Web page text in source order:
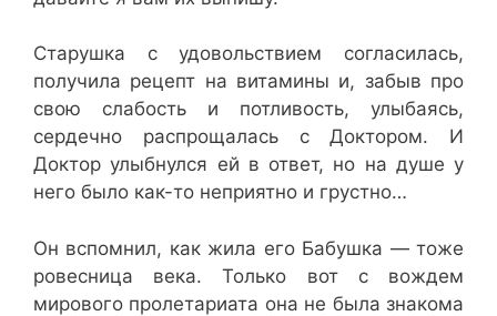
Старушка с удовольствием согласилась,
получила рецепт на витамины и, забыв про
свою слабость и потливость, улыбаясь,
сердечно распрощалась с Доктором. И
Доктор улыбнулся ей в ответ, но на душе у
него было как-то неприятно и грустно…
Он вспомнил, как жила его Бабушка — тоже
ровесница века. Только вот с вождем
мирового пролетариата она не была знакома